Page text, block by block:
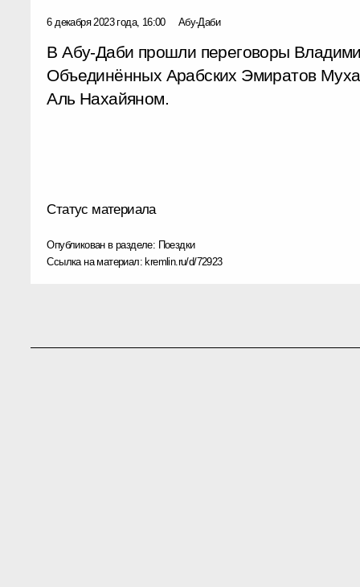
6 декабря 2023 года, 16:00 Абу-Даби
В Абу-Даби прошли переговоры
Объединённых Арабских Эмиратов
Аль Нахайяном.
Статус материала
Опубликован в разделе: Поездки
Ссылка на материал: kremlin.ru/d/72923